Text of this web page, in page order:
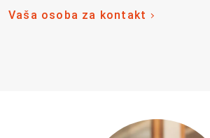
Vaša osoba za kontakt